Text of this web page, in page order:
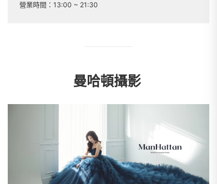
營業時間： 13:00 ~ 21:30
曼哈頓攝影